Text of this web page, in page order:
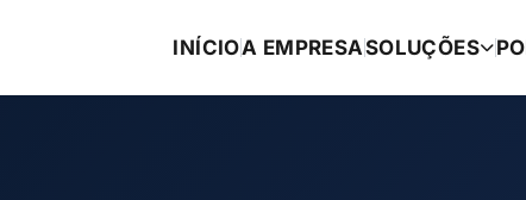
INÍCIOA EMPRESASOLUÇÕES